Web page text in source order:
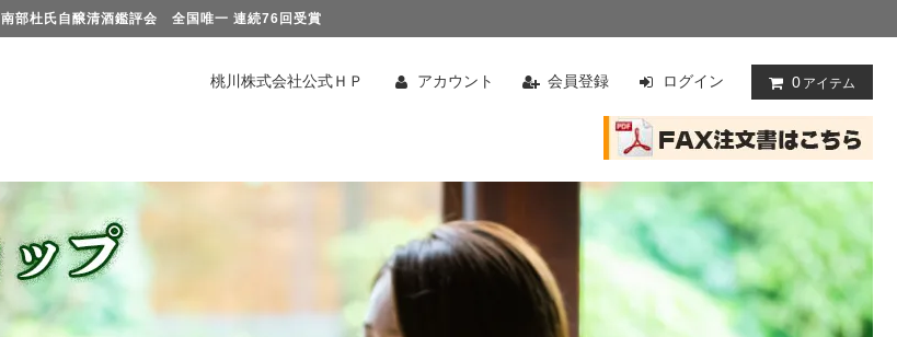
南部杜氏自醸清酒鑑評会 全国唯一 連続76回受賞
桃川株式会社公式ＨＰ アカウント 会員登録 ログイン 0 アイテム